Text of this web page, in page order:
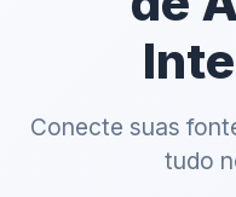
Conecte suas
tudo